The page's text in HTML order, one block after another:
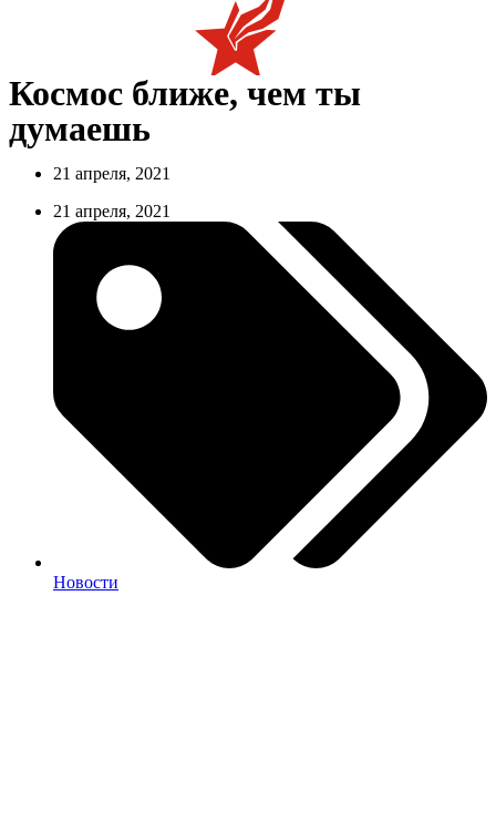
Космос ближе, чем ты
думаешь
21 апреля, 2021
21 апреля, 2021
Новости